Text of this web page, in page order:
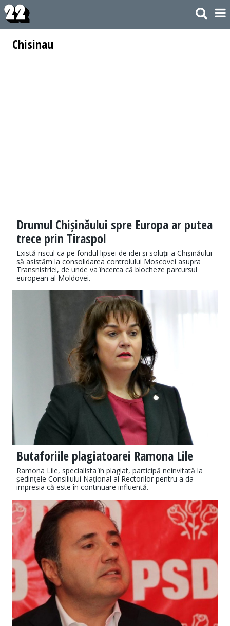
Chisinau
Drumul Chișinăului spre Europa ar putea
trece prin Tiraspol
Există riscul ca pe fondul lipsei de idei și soluții a Chișinăului
să asistăm la consolidarea controlului Moscovei asupra
Transnistriei, de unde va încerca că blocheze parcursul
european al Moldovei.
Butaforiile plagiatoarei Ramona Lile
Ramona Lile, specialista în plagiat, participă neinvitată la
ședințele Consiliului Național al Rectorilor pentru a da
impresia că este în continuare influentă.